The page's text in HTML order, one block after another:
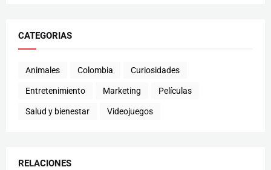
CATEGORIAS
Animales Colombia Curiosidades
Entretenimiento Marketing Películas
Salud y bienestar Videojuegos
RELACIONES